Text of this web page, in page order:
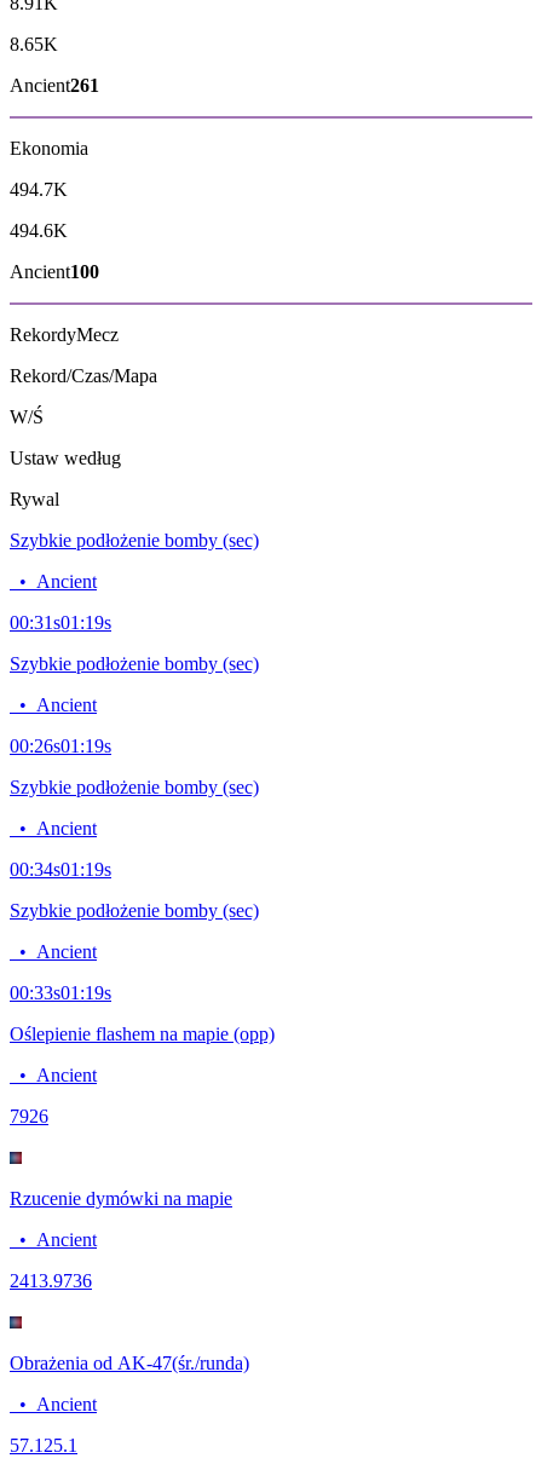
8.65K
Ancient261
Ekonomia
494.7K
494.6K
Ancient100
RekordyMecz
Rekord/Czas/Mapa
W/Ś
Ustaw według
Rywal
Szybkie podłożenie bomby (sec)
• Ancient
00:31s01:19s
Szybkie podłożenie bomby (sec)
• Ancient
00:26s01:19s
Szybkie podłożenie bomby (sec)
• Ancient
00:34s01:19s
Szybkie podłożenie bomby (sec)
• Ancient
00:33s01:19s
Oślepienie flashem na mapie (opp)
• Ancient
7926
Rzucenie dymówki na mapie
• Ancient
2413.9736
Obrażenia od AK-47(śr./runda)
• Ancient
57.1 25.1